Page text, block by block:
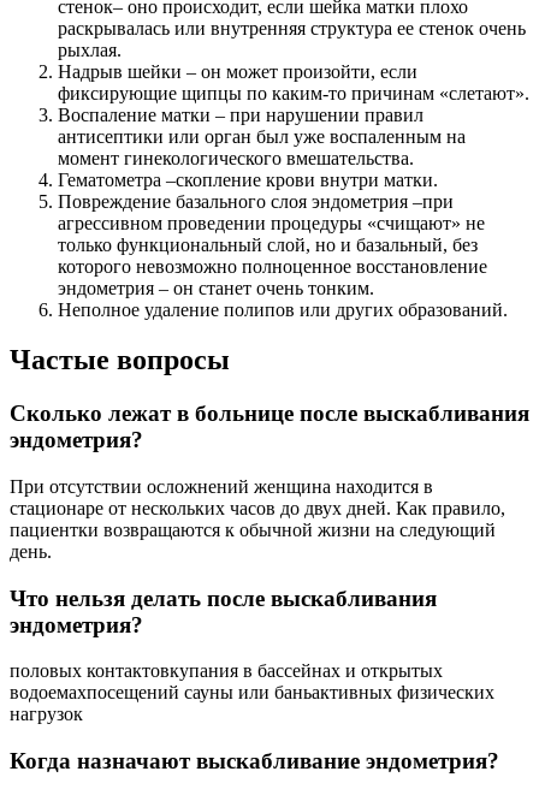
стенок– оно происходит, если шейка матки плохо
раскрывалась или внутренняя структура ее стенок очень
рыхлая.
Надрыв шейки – он может произойти, если
фиксирующие щипцы по каким-то причинам «слетают».
Воспаление матки – при нарушении правил
антисептики или орган был уже воспаленным на
момент гинекологического вмешательства.
Гематометра –скопление крови внутри матки.
Повреждение базального слоя эндометрия –при
агрессивном проведении процедуры «счищают» не
только функциональный слой, но и базальный, без
которого невозможно полноценное восстановление
эндометрия – он станет очень тонким.
Неполное удаление полипов или других образований.
Частые вопросы
Сколько лежат в больнице после выскабливания
эндометрия?
При отсутствии осложнений женщина находится в
стационаре от нескольких часов до двух дней. Как правило,
пациентки возвращаются к обычной жизни на следующий
день.
Что нельзя делать после выскабливания
эндометрия?
половых контактовкупания в бассейнах и открытых
водоемахпосещений сауны или баньактивных физических
нагрузок
Когда назначают выскабливание эндометрия?